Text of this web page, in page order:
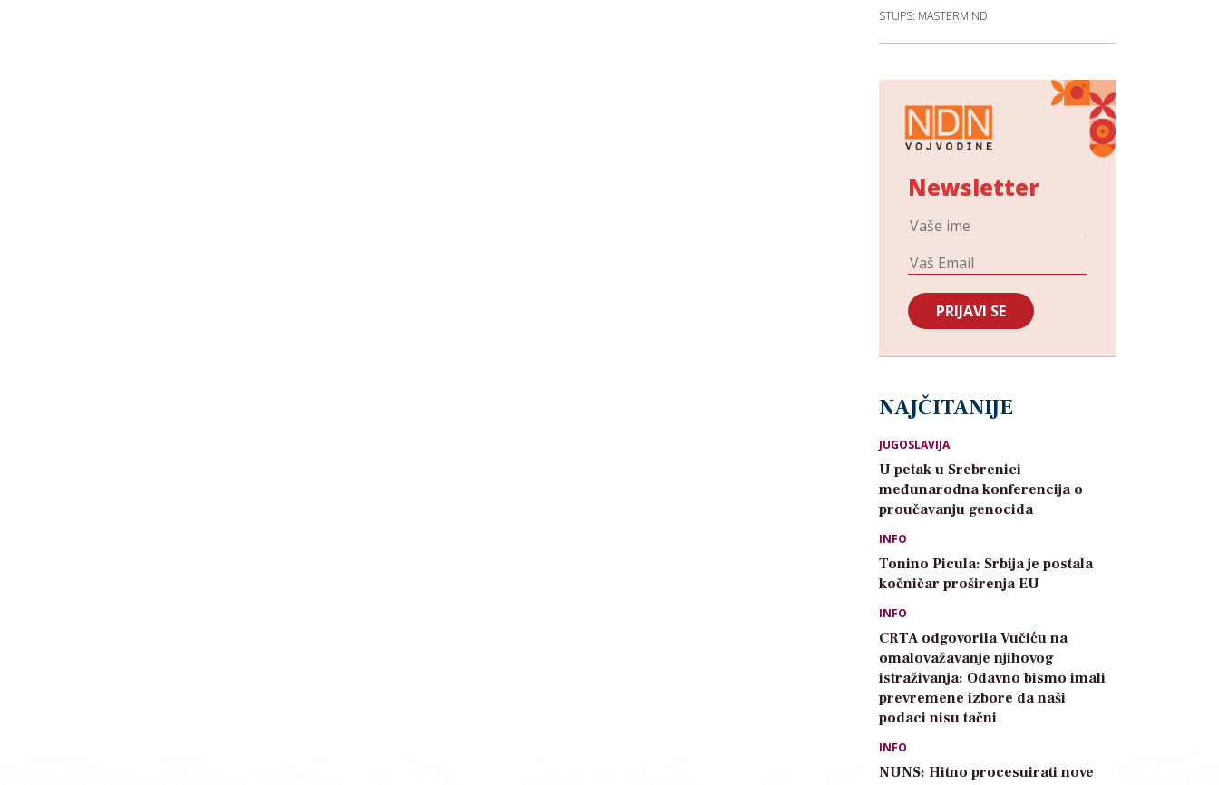
STUPS: MASTERMIND
Newsletter
NAJČITANIJE
JUGOSLAVIJA
U petak u Srebrenici
međunarodna konferencija o
proučavanju genocida
INFO
Tonino Picula: Srbija je postala
kočničar proširenja EU
INFO
CRTA odgovorila Vučiću na
omalovažavanje njihovog
istraživanja: Odavno bismo imali
prevremene izbore da naši
podaci nisu tačni
INFO
NUNS: Hitno procesuirati nove